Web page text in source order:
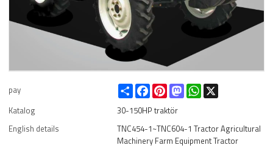
pay ShareFacebookPinterestMastodonWhatsApp
Katalog
30-150HP traktör
English details
TNC454-1~TNC604-1 Tractor Agricultural
Machinery Farm Equipment Tractor